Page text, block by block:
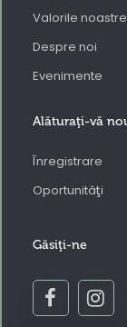
Valorile noastre
Despre noi
Evenimente
Alăturaţi-vă
Înregistrare
Oportunităţi
Găsiţi-ne